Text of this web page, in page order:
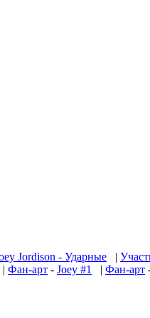
Jordison - Ударные |
| Фан-арт - Joey #1 | Фан-арт